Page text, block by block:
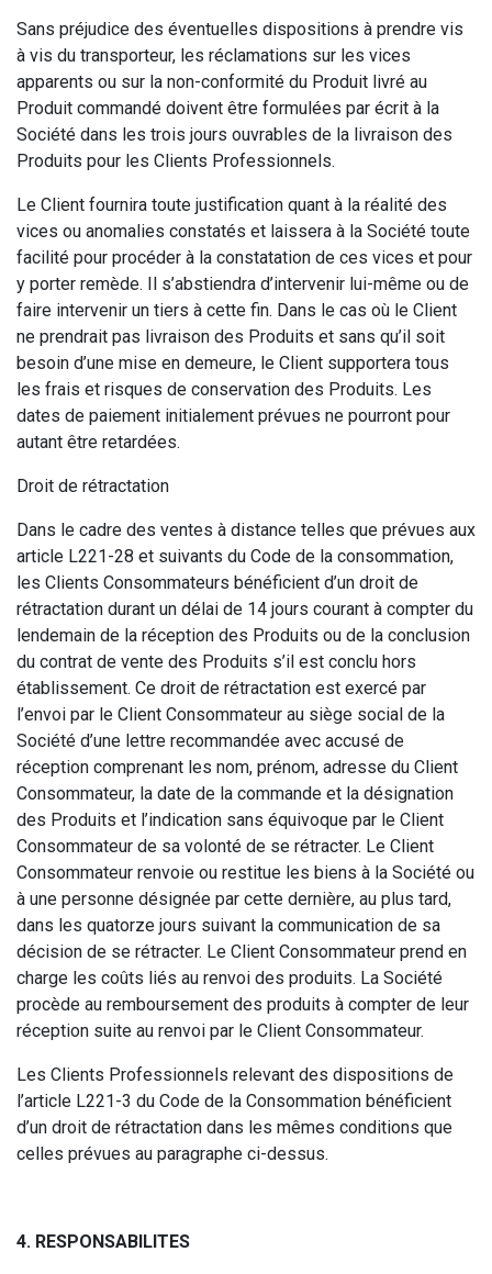
Sans préjudice des éventuelles dispositions à prendre vis
à vis du transporteur, les réclamations sur les vices
apparents ou sur la non-conformité du Produit livré au
Produit commandé doivent être formulées par écrit à la
Société dans les trois jours ouvrables de la livraison des
Produits pour les Clients Professionnels.
Le Client fournira toute justification quant à la réalité des
vices ou anomalies constatés et laissera à la Société toute
facilité pour procéder à la constatation de ces vices et pour
y porter remède. Il s’abstiendra d’intervenir lui-même ou de
faire intervenir un tiers à cette fin. Dans le cas où le Client
ne prendrait pas livraison des Produits et sans qu’il soit
besoin d’une mise en demeure, le Client supportera tous
les frais et risques de conservation des Produits. Les
dates de paiement initialement prévues ne pourront pour
autant être retardées.
Droit de rétractation
Dans le cadre des ventes à distance telles que prévues aux
article L221-28 et suivants du Code de la consommation,
les Clients Consommateurs bénéficient d’un droit de
rétractation durant un délai de 14 jours courant à compter du
lendemain de la réception des Produits ou de la conclusion
du contrat de vente des Produits s’il est conclu hors
établissement. Ce droit de rétractation est exercé par
l’envoi par le Client Consommateur au siège social de la
Société d’une lettre recommandée avec accusé de
réception comprenant les nom, prénom, adresse du Client
Consommateur, la date de la commande et la désignation
des Produits et l’indication sans équivoque par le Client
Consommateur de sa volonté de se rétracter. Le Client
Consommateur renvoie ou restitue les biens à la Société ou
à une personne désignée par cette dernière, au plus tard,
dans les quatorze jours suivant la communication de sa
décision de se rétracter. Le Client Consommateur prend en
charge les coûts liés au renvoi des produits. La Société
procède au remboursement des produits à compter de leur
réception suite au renvoi par le Client Consommateur.
Les Clients Professionnels relevant des dispositions de
l’article L221-3 du Code de la Consommation bénéficient
d’un droit de rétractation dans les mêmes conditions que
celles prévues au paragraphe ci-dessus.
4. RESPONSABILITES